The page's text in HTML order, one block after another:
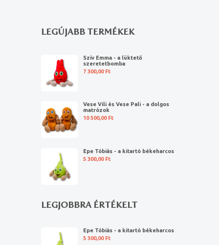
LEGÚJABB TERMÉKEK
Szív Emma - a lüktető
szeretetbomba
7 300,00 Ft
Vese Vili és Vese Pali - a dolgos
matrózok
10 500,00 Ft
Epe Tóbiás - a kitartó békeharcos
5 300,00 Ft
LEGJOBBRA ÉRTÉKELT
Epe Tóbiás - a kitartó békeharcos
5 300,00 Ft